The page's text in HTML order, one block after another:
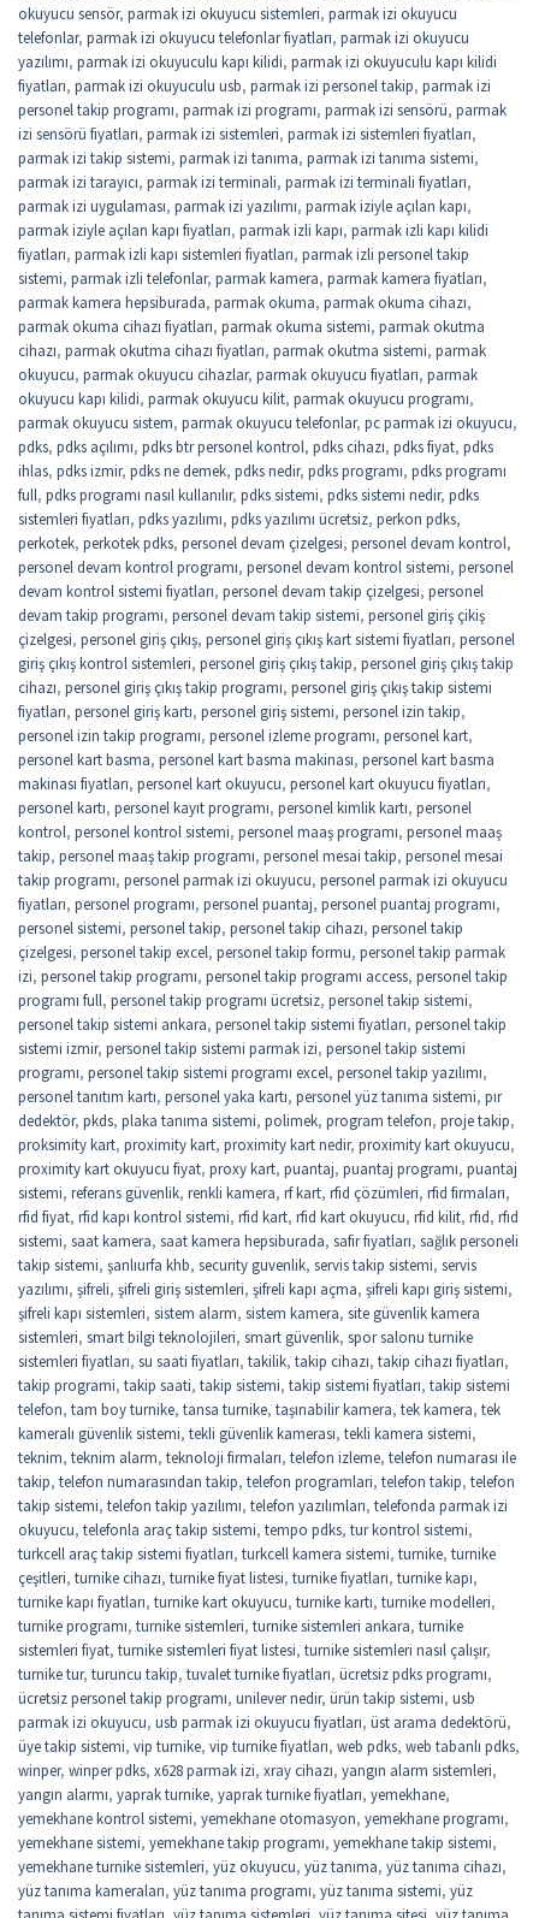
okuyucu sensör, parmak izi okuyucu sistemleri, parmak izi okuyucu
telefonlar, parmak izi okuyucu telefonlar fiyatları, parmak izi okuyucu
yazılımı, parmak izi okuyuculu kapı kilidi, parmak izi okuyuculu kapı kilidi
fiyatları, parmak izi okuyuculu usb, parmak izi personel takip, parmak izi
personel takip programı, parmak izi programı, parmak izi sensörü, parmak
izi sensörü fiyatları, parmak izi sistemleri, parmak izi sistemleri fiyatları,
parmak izi takip sistemi, parmak izi tanıma, parmak izi tanıma sistemi,
parmak izi tarayıcı, parmak izi terminali, parmak izi terminali fiyatları,
parmak izi uygulaması, parmak izi yazılımı, parmak iziyle açılan kapı,
parmak iziyle açılan kapı fiyatları, parmak izli kapı, parmak izli kapı kilidi
fiyatları, parmak izli kapı sistemleri fiyatları, parmak izli personel takip
sistemi, parmak izli telefonlar, parmak kamera, parmak kamera fiyatları,
parmak kamera hepsiburada, parmak okuma, parmak okuma cihazı,
parmak okuma cihazı fiyatları, parmak okuma sistemi, parmak okutma
cihazı, parmak okutma cihazı fiyatları, parmak okutma sistemi, parmak
okuyucu, parmak okuyucu cihazlar, parmak okuyucu fiyatları, parmak
okuyucu kapı kilidi, parmak okuyucu kilit, parmak okuyucu programı,
parmak okuyucu sistem, parmak okuyucu telefonlar, pc parmak izi okuyucu,
pdks, pdks açılımı, pdks btr personel kontrol, pdks cihazı, pdks fiyat, pdks
ihlas, pdks izmir, pdks ne demek, pdks nedir, pdks programı, pdks programı
full, pdks programı nasıl kullanılır, pdks sistemi, pdks sistemi nedir, pdks
sistemleri fiyatları, pdks yazılımı, pdks yazılımı ücretsiz, perkon pdks,
perkotek, perkotek pdks, personel devam çizelgesi, personel devam kontrol,
personel devam kontrol programı, personel devam kontrol sistemi, personel
devam kontrol sistemi fiyatları, personel devam takip çizelgesi, personel
devam takip programı, personel devam takip sistemi, personel giriş çikiş
çizelgesi, personel giriş çıkış, personel giriş çıkış kart sistemi fiyatları, personel
giriş çıkış kontrol sistemleri, personel giriş çıkış takip, personel giriş çıkış takip
cihazı, personel giriş çıkış takip programı, personel giriş çıkış takip sistemi
fiyatları, personel giriş kartı, personel giriş sistemi, personel izin takip,
personel izin takip programı, personel izleme programı, personel kart,
personel kart basma, personel kart basma makinası, personel kart basma
makinası fiyatları, personel kart okuyucu, personel kart okuyucu fiyatları,
personel kartı, personel kayıt programı, personel kimlik kartı, personel
kontrol, personel kontrol sistemi, personel maaş programı, personel maaş
takip, personel maaş takip programı, personel mesai takip, personel mesai
takip programı, personel parmak izi okuyucu, personel parmak izi okuyucu
fiyatları, personel programı, personel puantaj, personel puantaj programı,
personel sistemi, personel takip, personel takip cihazı, personel takip
çizelgesi, personel takip excel, personel takip formu, personel takip parmak
izi, personel takip programı, personel takip programı access, personel takip
programı full, personel takip programı ücretsiz, personel takip sistemi,
personel takip sistemi ankara, personel takip sistemi fiyatları, personel takip
sistemi izmir, personel takip sistemi parmak izi, personel takip sistemi
programı, personel takip sistemi programı excel, personel takip yazılımı,
personel tanıtım kartı, personel yaka kartı, personel yüz tanıma sistemi, pır
dedektör, pkds, plaka tanıma sistemi, polimek, program telefon, proje takip,
proksimity kart, proximity kart, proximity kart nedir, proximity kart okuyucu,
proximity kart okuyucu fiyat, proxy kart, puantaj, puantaj programı, puantaj
sistemi, referans güvenlik, renkli kamera, rf kart, rfid çözümleri, rfid firmaları,
rfid fiyat, rfid kapı kontrol sistemi, rfid kart, rfid kart okuyucu, rfid kilit, rfıd, rfıd
sistemi, saat kamera, saat kamera hepsiburada, safir fiyatları, sağlık personeli
takip sistemi, şanlıurfa khb, security guvenlik, servis takip sistemi, servis
yazılımı, şifreli, şifreli giriş sistemleri, şifreli kapı açma, şifreli kapı giriş sistemi,
şifreli kapı sistemleri, sistem alarm, sistem kamera, site güvenlik kamera
sistemleri, smart bilgi teknolojileri, smart güvenlik, spor salonu turnike
sistemleri fiyatları, su saati fiyatları, takilik, takip cihazı, takip cihazı fiyatları,
takip programi, takip saati, takip sistemi, takip sistemi fiyatları, takip sistemi
telefon, tam boy turnike, tansa turnike, taşınabilir kamera, tek kamera, tek
kameralı güvenlik sistemi, tekli güvenlik kamerası, tekli kamera sistemi,
teknim, teknim alarm, teknoloji firmaları, telefon izleme, telefon numarası ile
takip, telefon numarasından takip, telefon programlari, telefon takip, telefon
takip sistemi, telefon takip yazılımı, telefon yazılımları, telefonda parmak izi
okuyucu, telefonla araç takip sistemi, tempo pdks, tur kontrol sistemi,
turkcell araç takip sistemi fiyatları, turkcell kamera sistemi, turnike, turnike
çeşitleri, turnike cihazı, turnike fiyat listesi, turnike fiyatları, turnike kapı,
turnike kapı fiyatları, turnike kart okuyucu, turnike kartı, turnike modelleri,
turnike programı, turnike sistemleri, turnike sistemleri ankara, turnike
sistemleri fiyat, turnike sistemleri fiyat listesi, turnike sistemleri nasıl çalışır,
turnike tur, turuncu takip, tuvalet turnike fiyatları, ücretsiz pdks programı,
ücretsiz personel takip programı, unilever nedir, ürün takip sistemi, usb
parmak izi okuyucu, usb parmak izi okuyucu fiyatları, üst arama dedektörü,
üye takip sistemi, vip turnike, vip turnike fiyatları, web pdks, web tabanlı pdks,
winper, winper pdks, x628 parmak izi, xray cihazı, yangın alarm sistemleri,
yangın alarmı, yaprak turnike, yaprak turnike fiyatları, yemekhane,
yemekhane kontrol sistemi, yemekhane otomasyon, yemekhane programı,
yemekhane sistemi, yemekhane takip programı, yemekhane takip sistemi,
yemekhane turnike sistemleri, yüz okuyucu, yüz tanıma, yüz tanıma cihazı,
yüz tanıma kameraları, yüz tanıma programı, yüz tanıma sistemi, yüz